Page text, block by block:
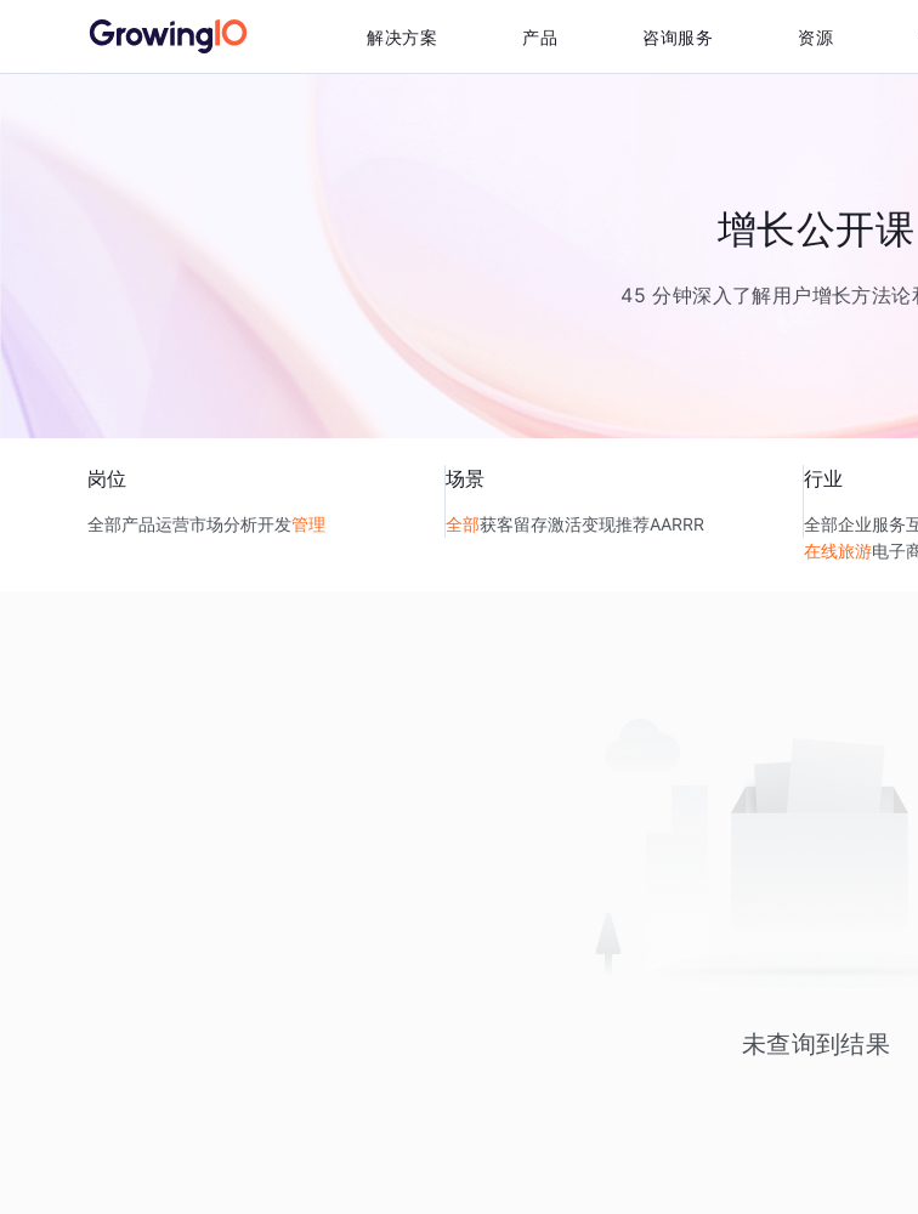
解决方案 产品 咨询服务 资源
增长公开课
45 分钟深入了解用户增长方法论
岗位
全部产品运营市场分析开发管理
场景
全部获客留存激活变现推荐AARRR
行业
全部企业服务
在线旅游电子
未查询到结果